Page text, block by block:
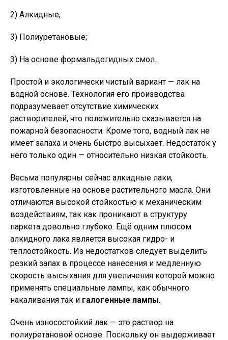
2) Алкидные;
3) Полиуретановые;
3) На основе формальдегидных смол.
Простой и экологически чистый вариант — лак на
водной основе. Технология его производства
подразумевает отсутствие химических
растворителей, что положительно сказывается на
пожарной безопасности. Кроме того, водный лак не
имеет запаха и очень быстро высыхает. Недостаток у
него только один — относительно низкая стойкость.
Весьма популярны сейчас алкидные лаки,
изготовленные на основе растительного масла. Они
отличаются высокой стойкостью к механическим
воздействиям, так как проникают в структуру
паркета довольно глубоко. Ещё одним плюсом
алкидного лака является высокая гидро- и
теплостойкость. Из недостатков следует выделить
резкий запах в процессе нанесения и медленную
скорость высыхания для увеличения которой можно
применять специальные лампы, как обычного
накаливания так и галогенные лампы.
Очень износостойкий лак — это раствор на
полиуретановой основе. Поскольку он выдерживает